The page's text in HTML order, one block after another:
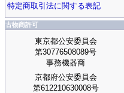
特定商取引法に関する表記
古物商許可
東京都公安委員会
第30776508089号
事務機器商
京都府公安委員会
第612210630008号